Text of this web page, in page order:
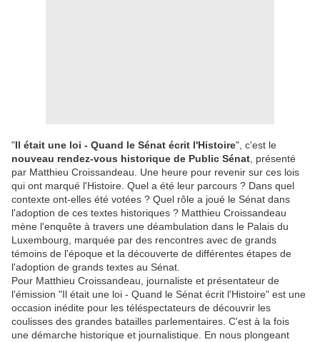
"Il était une loi - Quand le Sénat écrit l'Histoire", c'est le
nouveau rendez-vous historique de Public Sénat , présenté
par Matthieu Croissandeau. Une heure pour revenir sur ces lois
qui ont marqué l'Histoire. Quel a été leur parcours ? Dans quel
contexte ont-elles été votées ? Quel rôle a joué le Sénat dans
l'adoption de ces textes historiques ? Matthieu Croissandeau
mène l'enquête à travers une déambulation dans le Palais du
Luxembourg, marquée par des rencontres avec de grands
témoins de l'époque et la découverte de différentes étapes de
l'adoption de grands textes au Sénat.
Pour Matthieu Croissandeau, journaliste et présentateur de
l'émission "Il était une loi - Quand le Sénat écrit l'Histoire" est une
occasion inédite pour les téléspectateurs de découvrir les
coulisses des grandes batailles parlementaires. C'est à la fois
une démarche historique et journalistique. En nous plongeant